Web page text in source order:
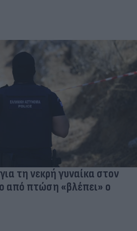
τη νεκρή γυναίκα στον
από πτώση «βλέπει» ο